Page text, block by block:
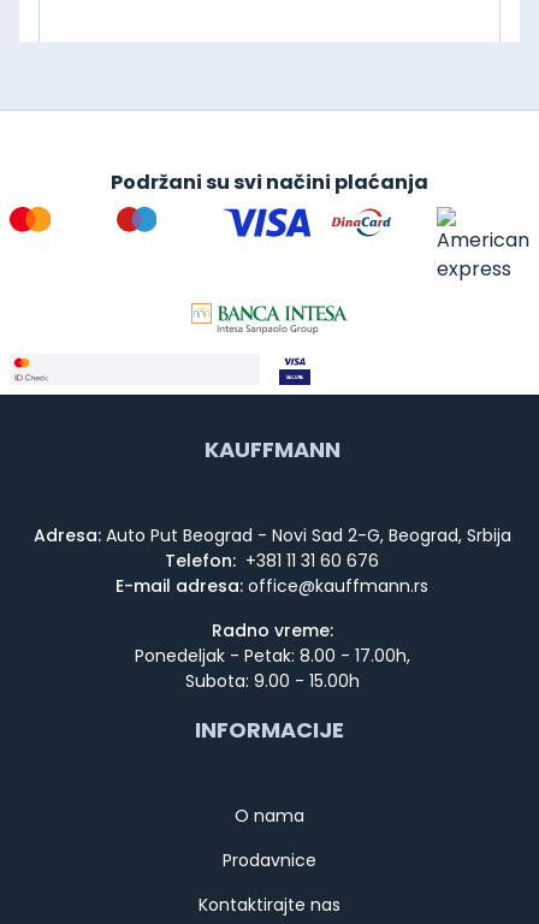
Podržani su svi načini plaćanja
KAUFFMANN
Adresa:Auto Put Beograd - Novi Sad 2-G, Beograd, Srbija
Telefon: +381 11 31 60 676
E-mail adresa:
Radno vreme:
Ponedeljak - Petak: 8.00 - 17.00h,
Subota: 9.00 - 15.00h
INFORMACIJE
O nama
Prodavnice
Kontaktirajte nas